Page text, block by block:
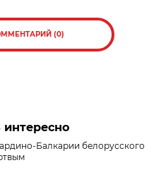
(0)
Балкарии белорусского